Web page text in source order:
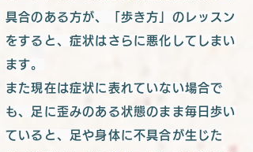
具合のある方が、「歩き方」のレッスン
をすると、症状はさらに悪化してしまい
ます。
また現在は症状に表れていない場合で
も、足に歪みのある状態のまま毎日歩い
ていると、足や身体に不具合が生じた